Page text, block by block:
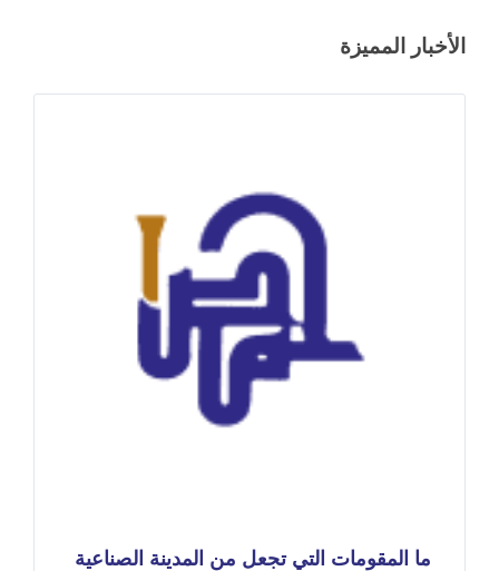
الأخبار المميزة
ما المقومات التي تجعل من المدينة الصناعية